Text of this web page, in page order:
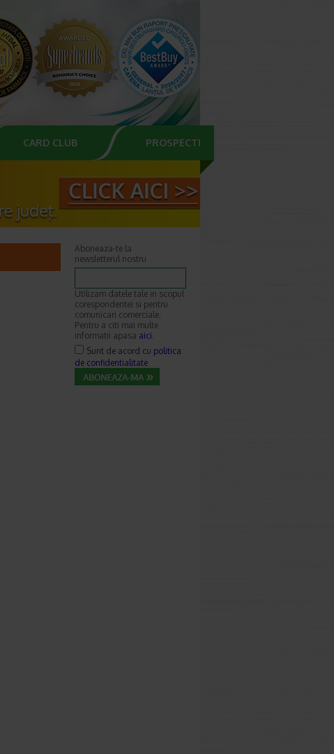
CARD CLUB PROSPECTE
Aboneaza-te la
newsletterul nostru
Utilizam datele tale in scopul
corespondentei si pentru
comunicari comerciale.
Pentru a citi mai multe
informatii apasa aici.
Sunt de acord cu politica
de confidentialitate